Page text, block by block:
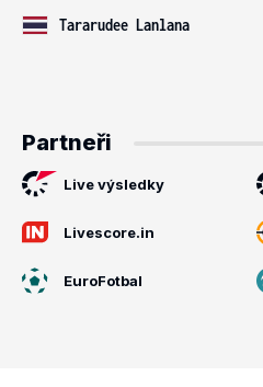
Tararudee Lanlana
Partneři
Live výsledky
Livescore.in
EuroFotbal